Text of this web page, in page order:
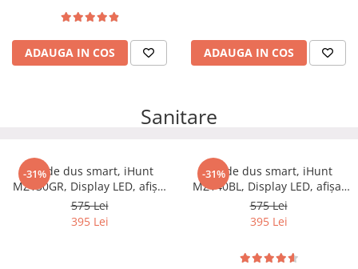
ADAUGA IN COS ADAUGA IN COS
Sanitare
-31%
Set de dus smart, iHunt
MZ130GR, Display LED, afișaj
digital, 4 moduri de curgere,
ajustabil
575 Lei
395 Lei
-31%
Set de dus smart, iHunt
MZ140BL, Display LED, afișaj
digital, 4 moduri de curgere,
ajustabil
575 Lei
395 Lei